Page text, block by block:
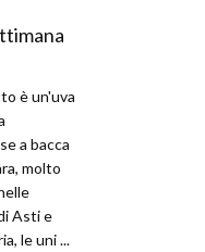
è un'uva
a bacca
molto
Asti e
le uni ...